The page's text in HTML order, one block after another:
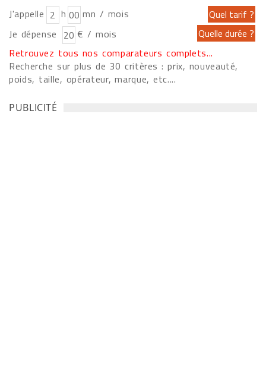
J'appelle h
mn / mois
Je dépense
€ / mois
Retrouvez tous nos comparateurs complets...
Recherche sur plus de 30 critères : prix, nouveauté,
poids, taille, opérateur, marque, etc....
PUBLICITÉ